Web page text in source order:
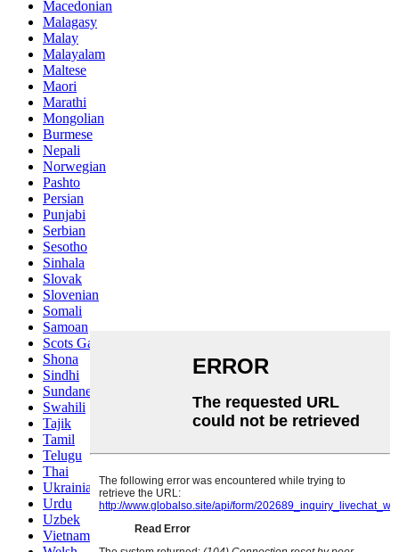
Macedonian
Malagasy
Malay
Malayalam
Maltese
Maori
Marathi
Mongolian
Burmese
Nepali
Norwegian
Pashto
Persian
Punjabi
Serbian
Sesotho
Sinhala
Slovak
Slovenian
Somali
Samoan
Scots Gaelic
Shona
Sindhi
Sundanese
Swahili
Tajik
Tamil
Telugu
Thai
Ukrainian
Urdu
Uzbek
Vietnamese